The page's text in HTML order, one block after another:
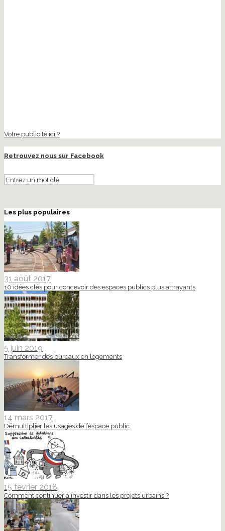
Votre publicité ici ?
Retrouvez nous sur Facebook
Les plus populaires
31 août 2017
10 idées clés pour concevoir des espaces publics plus attrayants
5 juin 2019
Transformer des bureaux en logements
14 mars 2017
Démultiplier les usages de l’espace public
15 février 2018
Comment continuer à investir dans les projets urbains ?